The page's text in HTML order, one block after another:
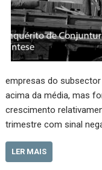
empresas do
acima da média, mas
crescimento
trimestre com sinal
LER MAIS